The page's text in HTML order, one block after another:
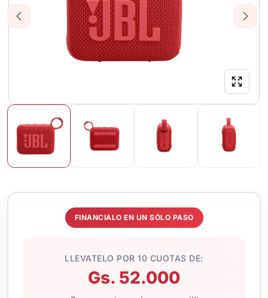
Previous Next
FINANCIALO EN UN SÓLO PASO
LLEVATELO POR 10 CUOTAS DE:
Gs. 52.000